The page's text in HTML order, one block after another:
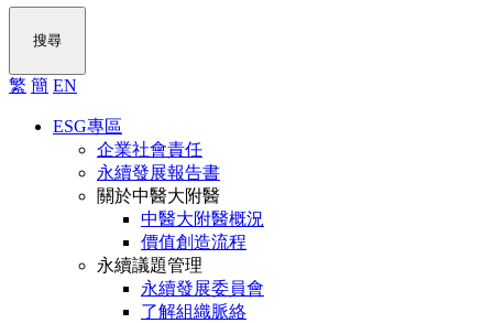
搜尋
繁 簡 EN
ESG專區
企業社會責任
永續發展報告書
關於中醫大附醫
中醫大附醫概況
價值創造流程
永續議題管理
永續發展委員會
了解組織脈絡